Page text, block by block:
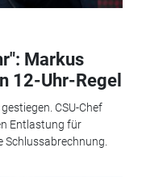
Markus
12-Uhr-Regel
CSU-Chef
Entlastung für